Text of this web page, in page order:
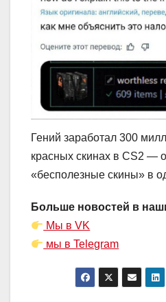
Гений заработал 300
красных скинах в CS2 —
«бесполезные скины» в
Больше новостей в
Мы в VK
мы в Telegram